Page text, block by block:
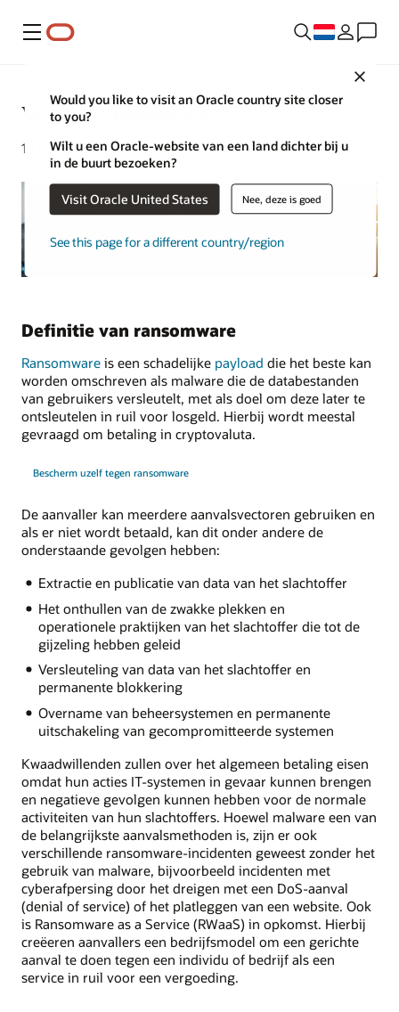
Menu
Would you like to visit an Oracle country site closer
to you?
Wilt u een Oracle-website van een land dichter bij u
in de buurt bezoeken?
Visit Oracle United States Nee, deze is goed
See this page for a different country/region
Wat is ransomware?
15 juli 2021
Definitie van ransomware
Ransomware is een schadelijke payload die het beste kan
worden omschreven als malware die de databestanden
van gebruikers versleutelt, met als doel om deze later te
ontsleutelen in ruil voor losgeld. Hierbij wordt meestal
gevraagd om betaling in cryptovaluta.
Bescherm uzelf tegen ransomware
De aanvaller kan meerdere aanvalsvectoren gebruiken en
als er niet wordt betaald, kan dit onder andere de
onderstaande gevolgen hebben:
Extractie en publicatie van data van het slachtoffer
Het onthullen van de zwakke plekken en
operationele praktijken van het slachtoffer die tot de
gijzeling hebben geleid
Versleuteling van data van het slachtoffer en
permanente blokkering
Overname van beheersystemen en permanente
uitschakeling van gecompromitteerde systemen
Kwaadwillenden zullen over het algemeen betaling eisen
omdat hun acties IT-systemen in gevaar kunnen brengen
en negatieve gevolgen kunnen hebben voor de normale
activiteiten van hun slachtoffers. Hoewel malware een van
de belangrijkste aanvalsmethoden is, zijn er ook
verschillende ransomware-incidenten geweest zonder het
gebruik van malware, bijvoorbeeld incidenten met
cyberafpersing door het dreigen met een DoS-aanval
(denial of service) of het platleggen van een website. Ook
is Ransomware as a Service (RWaaS) in opkomst. Hierbij
creëeren aanvallers een bedrijfsmodel om een gerichte
aanval te doen tegen een individu of bedrijf als een
service in ruil voor een vergoeding.